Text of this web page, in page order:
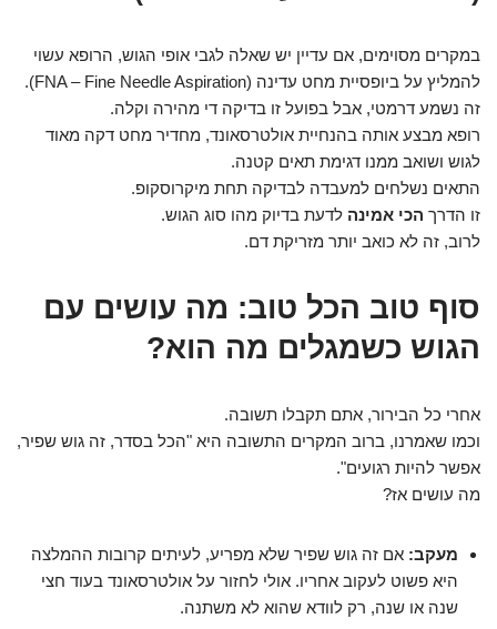
במקרים מסוימים, אם עדיין יש שאלה לגבי אופי הגוש, הרופא עשוי
להמליץ על ביופסיית מחט עדינה (FNA – Fine Needle Aspiration).
זה נשמע דרמטי, אבל בפועל זו בדיקה די מהירה וקלה.
רופא מבצע אותה בהנחיית אולטרסאונד, מחדיר מחט דקה מאוד
לגוש ושואב ממנו דגימת תאים קטנה.
התאים נשלחים למעבדה לבדיקה תחת מיקרוסקופ.
זו הדרך הכי אמינה לדעת בדיוק מהו סוג הגוש.
לרוב, זה לא כואב יותר מזריקת דם.
סוף טוב הכל טוב: מה עושים עם
הגוש כשמגלים מה הוא?
אחרי כל הבירור, אתם תקבלו תשובה.
וכמו שאמרנו, ברוב המקרים התשובה היא "הכל בסדר, זה גוש שפיר,
אפשר להיות רגועים".
מה עושים אז?
מעקב: אם זה גוש שפיר שלא מפריע, לעיתים קרובות ההמלצה
היא פשוט לעקוב אחריו. אולי לחזור על אולטרסאונד בעוד חצי
שנה או שנה, רק לוודא שהוא לא משתנה.